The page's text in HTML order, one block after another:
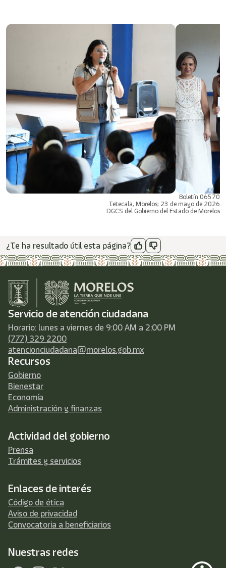
Boletín 06570
Tetecala, Morelos; 23 de mayo de 2026
DGCS del Gobierno del Estado de Morelos
¿Te ha resultado útil esta página?
Servicio de atención ciudadana
Horario: lunes a viernes de 9:00 AM a 2:00 PM
(777) 329 2200
atencionciudadana@morelos.gob.mx
Recursos
Gobierno
Bienestar
Economía
Administración y finanzas
Actividad del gobierno
Prensa
Trámites y servicios
Enlaces de interés
Código de ética
Aviso de privacidad
Convocatoria a beneficiarios
Nuestras redes